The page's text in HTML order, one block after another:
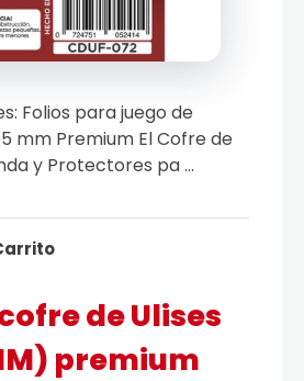
de Ulises
premium
Folios para juego de
mm Premium El Cofre de
y Protectores pa ...